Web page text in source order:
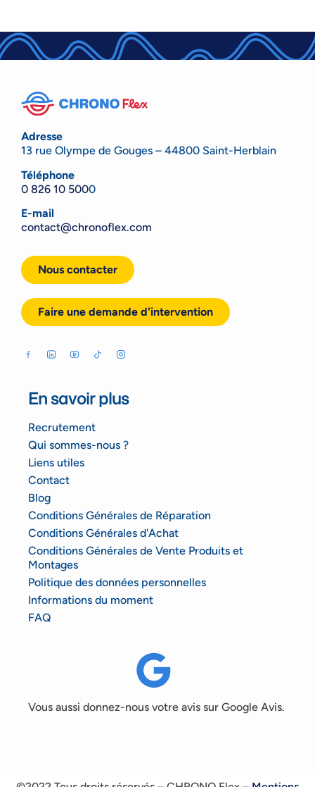
Adresse
13 rue Olympe de Gouges – 44800 Saint-Herblain
Téléphone
0 826 10 5000
E-mail
contact@chronoflex.com
Nous contacter
Faire une demande d'intervention
En savoir plus
Recrutement
Qui sommes-nous ?
Liens utiles
Contact
Blog
Conditions Générales de Réparation
Conditions Générales d'Achat
Conditions Générales de Vente Produits et
Montages
Politique des données personnelles
Informations du moment
FAQ
Vous aussi donnez-nous votre avis sur Google Avis.